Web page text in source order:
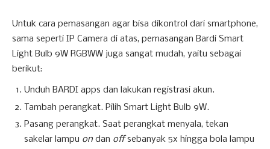
Untuk cara pemasangan agar bisa dikontrol dari smartphone,
sama seperti IP Camera di atas, pemasangan Bardi Smart
Light Bulb 9W RGBWW juga sangat mudah, yaitu sebagai
berikut:
Unduh BARDI apps dan lakukan registrasi akun.
Tambah perangkat. Pilih Smart Light Bulb 9W.
Pasang perangkat. Saat perangkat menyala, tekan
sakelar lampu on dan offsebanyak 5x hingga bola lampu